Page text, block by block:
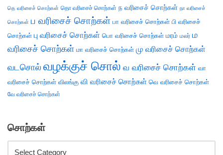
தெ வரிசைச் சொற்கள் தொ வரிசைச் சொற்கள் ந வரிசைச் சொற்கள் நா வரிசைச்
சொற்கள் ப வரிசைச் சொற்கள் பா வரிசைச் சொற்கள் பி வரிசைச்
சொற்கள் பு வரிசைச் சொற்கள் பொ வரிசைச் சொற்கள் மரம் மலர் ம
வரிசைச் சொற்கள் மா வரிசைச் சொற்கள் மு வரிசைச் சொற்கள்
வடசொல் வழக்குச் சொல் வ வரிசைச் சொற்கள் வா
வரிசைச் சொற்கள் விலங்கு வி வரிசைச் சொற்கள் வெ வரிசைச் சொற்கள்
வே வரிசைச் சொற்கள்
சொற்கள்